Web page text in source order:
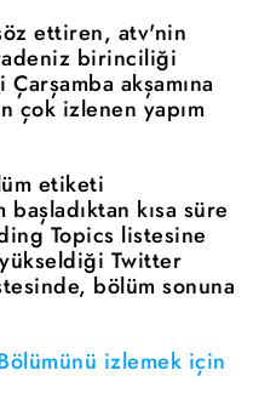
ettiren, atv'nin
birinciliği
akşamına
çok izlenen yapım
etiketi
kısa süre
Topics listesine
Twitter
bölüm sonuna
izlemek için